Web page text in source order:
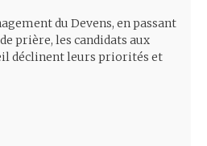
du Devens, en passant
prière, les candidats aux
déclinent leurs priorités et